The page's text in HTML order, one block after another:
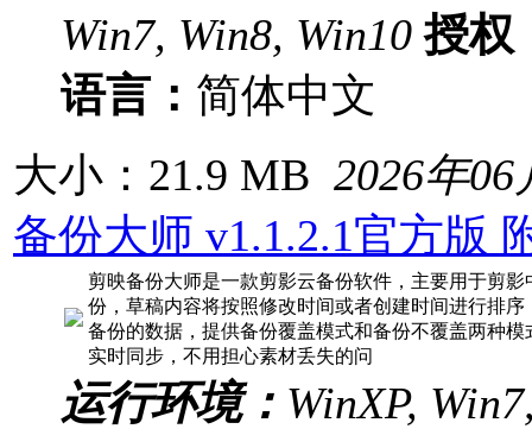
Win7, Win8, Win10 授权
语言： 简体中文
大小：21.9 MB 2026年06
备份大师 v1.1.2.1官方版
剪映备份大师是一款剪影云备份软件，主要用于剪
份，草稿内容将按照修改时间或者创建时间进行排
备份的数据，提供备份覆盖模式和备份不覆盖两种
实时同步，不用担心素材丢失的问
运行环境： WinXP,